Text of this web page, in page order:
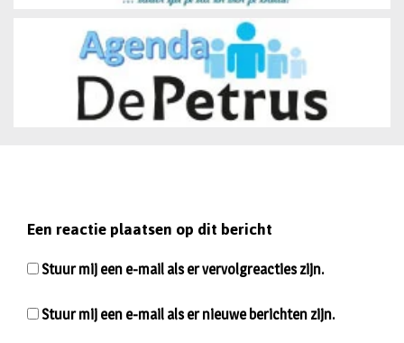
Een reactie plaatsen op dit bericht
Stuur mij een e-mail als er vervolgreacties zijn.
Stuur mij een e-mail als er nieuwe berichten zijn.